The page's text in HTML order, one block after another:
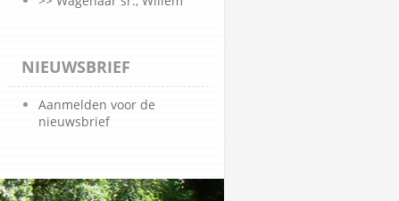
NIEUWSBRIEF
Aanmelden voor de
nieuwsbrief